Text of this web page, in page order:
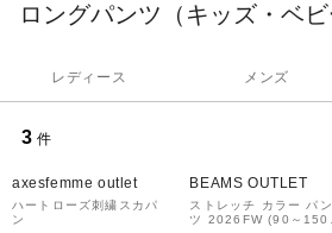
ロングパンツ（キッズ・ベビ
レディース メンズ
3 件
axesfemme outlet
ハートローズ刺繍スカパ
ン
BEAMS OUTLET
ストレッチ カラー パン
ツ 2026FW (90～150c